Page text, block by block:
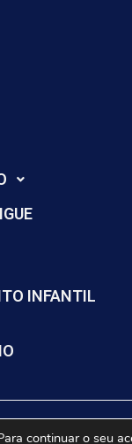
INFANTIL
Ipiranga |
continuar o seu